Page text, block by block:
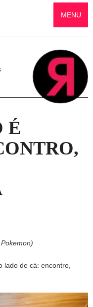
MENU
É
lado de cá: encontro,